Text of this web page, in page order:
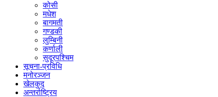
कोसी
मधेश
बागमती
गण्डकी
लुम्बिनी
कर्णाली
सुदूरपश्चिम
सूचना-प्रविधि
मनोरञ्जन
खेलकुद
अन्तर्राष्ट्रिय